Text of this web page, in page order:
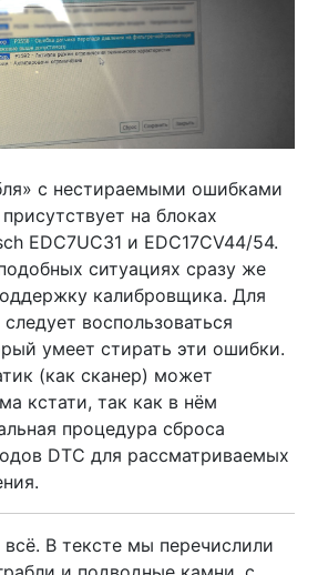
с нестираемыми ошибками
на блоках
EDC7UC31 и EDC17CV44/54.
ситуациях сразу же
калибровщика. Для
воспользоваться
умеет стирать эти ошибки.
(как сканер) может
кстати, так как в нём
процедура сброса
DTC для рассматриваемых
В тексте мы перечислили